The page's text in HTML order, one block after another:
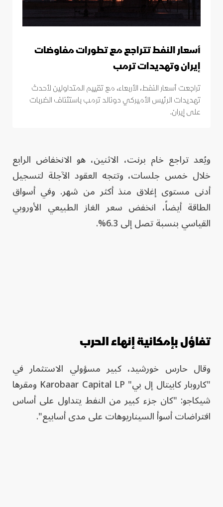
أسعار النفط تتراجع مع تطورات مفاوضات
إيران وتهديدات ترمب
تراجعت أسعار النفط، الأربعاء، مع تقييم المتداولين لأحدث
تهديدات الرئيس الأميركي دونالد ترمب باستئناف الضربات
على إيران.
ويُعد تراجع خام برنت، الاثنين، هو الانخفاض الرابع
خلال خمس جلسات، وتتجه العقود الآجلة لتسجيل
أدنى مستوى إغلاق منذ أكثر من شهر. وفي أسواق
الطاقة أيضاً، انخفض سعر الغاز الطبيعي الأوروبي
القياسي بنسبة تصل إلى 6.3%.
تفاؤل بإمكانية إنهاء الحرب
وقال حارس خورشيد، كبير مسؤولي الاستثمار في
"كاروبار كابيتال إل بي" Karobaar Capital LP ومقرها
شيكاجو: "كان جزء كبير من النفط يتداول على أساس
افتراضات أسوأ السيناريوهات على مدى أسابيع".